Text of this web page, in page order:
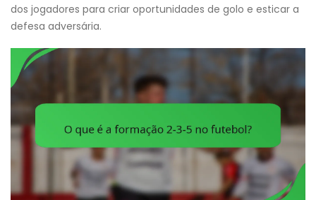
dos jogadores para criar oportunidades de golo e esticar a
defesa adversária.